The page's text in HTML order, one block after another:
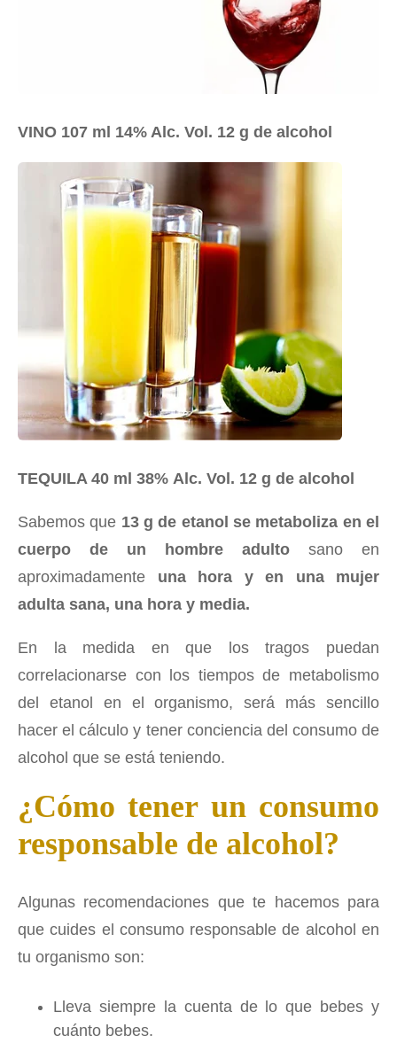
VINO 107 ml 14% Alc. Vol. 12 g de alcohol
TEQUILA 40 ml 38% Alc. Vol. 12 g de alcohol
Sabemos que 13 g de etanol se metaboliza en el
cuerpo de un hombre adulto sano en
aproximadamente una hora y en una mujer
adulta sana, una hora y media.
En la medida en que los tragos puedan
correlacionarse con los tiempos de metabolismo
del etanol en el organismo, será más sencillo
hacer el cálculo y tener conciencia del consumo de
alcohol que se está teniendo.
¿Cómo tener un consumo
responsable de alcohol?
Algunas recomendaciones que te hacemos para
que cuides el consumo responsable de alcohol en
tu organismo son:
Lleva siempre la cuenta de lo que bebes y
cuánto bebes.